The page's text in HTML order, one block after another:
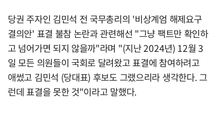
당권 주자인 김민석 전 국무총리의 '비상계엄 해제요구
결의안' 표결 불참 논란과 관련해선 "그냥 팩트만 확인하
고 넘어가면 되지 않을까"라며 "(지난 2024년) 12월 3
일 모든 의원들이 국회로 달려왔고 표결에 참여하려고
애썼고 김민석 (당대표) 후보도 그랬으리라 생각한다. 그
런데 표결을 못한 것"이라고 말했다.